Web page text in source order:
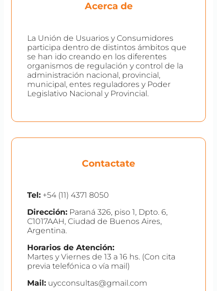
Acerca de
La Unión de Usuarios y Consumidores
participa dentro de distintos ámbitos que
se han ido creando en los diferentes
organismos de regulación y control de la
administración nacional, provincial,
municipal, entes reguladores y Poder
Legislativo Nacional y Provincial.
Contactate
Tel: +54 (11) 4371 8050
Dirección: Paraná 326, piso 1, Dpto. 6,
C1017AAH, Ciudad de Buenos Aires,
Argentina.
Horarios de Atención:
Martes y Viernes de 13 a 16 hs. (Con cita
previa telefónica o vía mail)
Mail: uycconsultas@gmail.com